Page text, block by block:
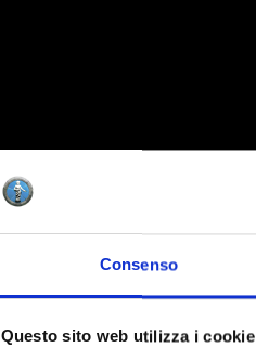
Consenso
Questo sito web utilizza i cookie